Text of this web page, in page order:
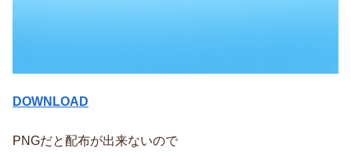
DOWNLOAD
PNGだと配布が出来ないので